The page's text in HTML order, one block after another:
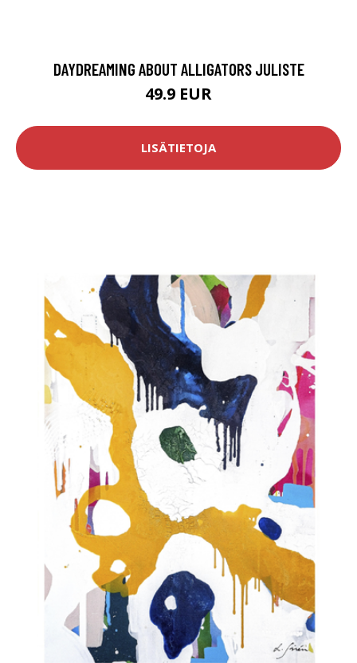
DAYDREAMING ABOUT ALLIGATORS JULISTE
49.9 EUR
LISÄTIETOJA